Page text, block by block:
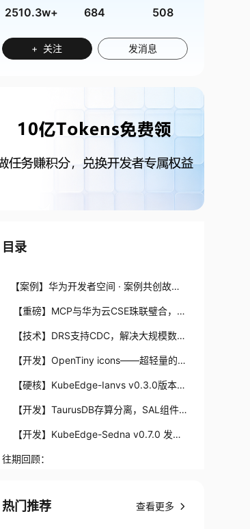
2510.3w+ 684 508
+ 关注 发消息
目录
【案例】华为开发者空间 · 案例共创故事
（郑州轻工业大学）
【重磅】MCP与华为云CSE珠联璧合，打
造AI时代微服务生态引擎
【技术】DRS支持CDC，解决大规模数据
迁移挑战
【开发】OpenTiny icons——超轻量的C
SS图标库，引领图标库新风向
【硬核】KubeEdge-Ianvs v0.3.0版本：
大模型与数据集发布，支持行业大模型、协
同推理范式及智能体等算法
【开发】TaurusDB存算分离，SAL组件
的妙用
【开发】KubeEdge-Sedna v0.7.0 发
布：联合推理引擎原生集成K8S HPA，系统
往期回顾：
热门推荐 查看更多